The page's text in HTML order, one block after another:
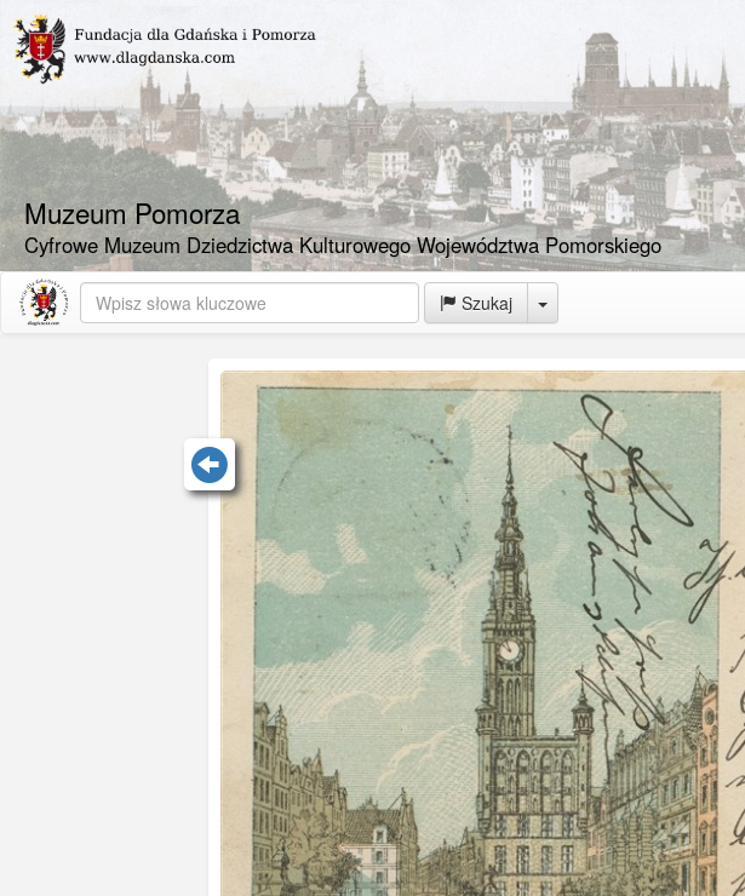
Muzeum Pomorza
Cyfrowe Muzeum Dziedzictwa Kulturowego Województwa Pomorskiego
Szukaj Toggle Dropdown